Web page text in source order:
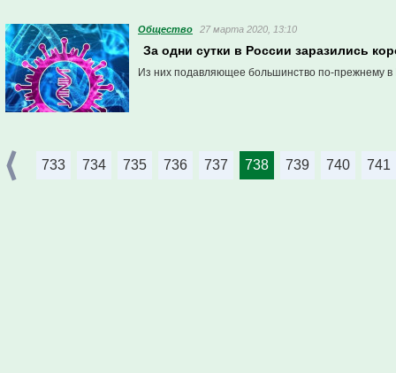
Общество 27 марта 2020, 13:10
За одни сутки в России заразились
Из них подавляющее большинство по-прежнему в
733 734 735 736 737 738 739 740 741